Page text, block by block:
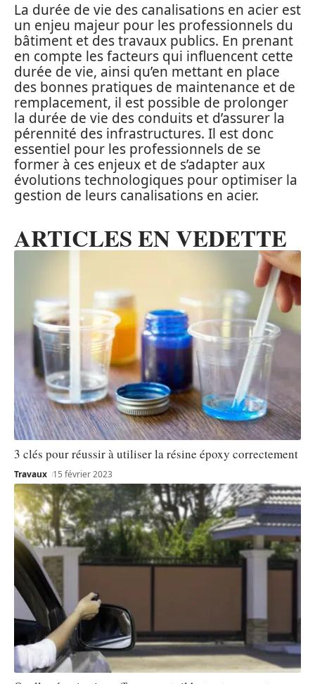
La durée de vie des canalisations en acier est
un enjeu majeur pour les professionnels du
bâtiment et des travaux publics. En prenant
en compte les facteurs qui influencent cette
durée de vie, ainsi qu’en mettant en place
des bonnes pratiques de maintenance et de
remplacement, il est possible de prolonger
la durée de vie des conduits et d’assurer la
pérennité des infrastructures. Il est donc
essentiel pour les professionnels de se
former à ces enjeux et de s’adapter aux
évolutions technologiques pour optimiser la
gestion de leurs canalisations en acier.
ARTICLES EN VEDETTE
3 clés pour réussir à utiliser la résine époxy correctement
Travaux 15 février 2023